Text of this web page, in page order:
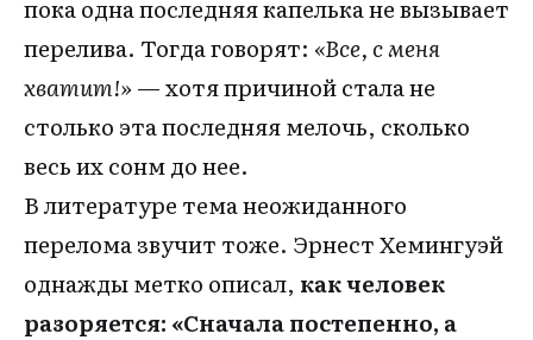
пока одна последняя капелька не вызывает
перелива. Тогда говорят: «Все, с меня
хватит!» — хотя причиной стала не
столько эта последняя мелочь, сколько
весь их сонм до нее.
В литературе тема неожиданного
перелома звучит тоже. Эрнест Хемингуэй
однажды метко описал, как человек
разоряется: «Сначала постепенно, а